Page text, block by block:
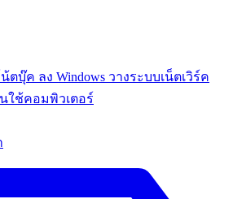
ตบุ๊ค ลง Windows วางระบบเน็ตเวิร์ค
ใช้คอมพิวเตอร์